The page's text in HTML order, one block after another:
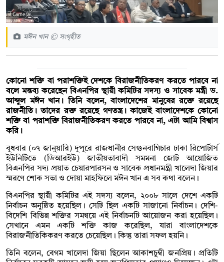
মঈন খান © সংগৃহীত
কোনো শক্তি বা পরাশক্তিই দেশকে বিরাজনীতিকরণ করতে পারবে না
বলে মন্তব্য করেছেন বিএনপির স্থায়ী কমিটির সদস্য ও সাবেক মন্ত্রী ড.
আব্দুল মঈন খান। তিনি বলেন, বাংলাদেশের মানুষের রক্তে রয়েছে
রাজনীতি। তাদের রক্ত রয়েছে গণতন্ত্র। কাজেই বাংলাদেশকে কোনো
শক্তি বা পরাশক্তি বিরাজনীতিকরণ করতে পারবে না, এটা আমি বিশ্বাস
করি।
বুধবার (০৭ জানুয়ারি) দুপুরে রাজধানীর সেগুনবাগিচার ঢাকা রিপোর্টার্স
ইউনিটিতে (ডিআরইউ) জাতীয়তাবাদী সমমনা জোট আয়োজিত
বিএনপির সদ্য প্রয়াত চেয়ারপারসন ও সাবেক প্রধানমন্ত্রী খালেদা জিয়ার
স্মরণে শোক সভা ও দোয়া মাহফিলে মঈন খান এ সব কথা বলেন।
বিএনপির স্থায়ী কমিটির এই সদস্য বলেন, ২০০৮ সালে দেশে একটি
নির্বাচন অনুষ্ঠিত হয়েছিল। সেটি ছিল একটি সাজানো নির্বাচন। দেশি-
বিদেশি বিভিন্ন শক্তির সমন্বয়ে এই নির্বাচনটি আয়োজন করা হয়েছিল।
সেখানে এমন একটি শক্তি কাজ করেছিল, যারা বাংলাদেশকে
বিরাজনীতিকিকরণ করতে চেয়েছিল। কিন্তু তারা সফল হয়নি।
তিনি বলেন, বেগম খালেদা জিয়া ছিলেন আকাশচুম্বী জনপ্রিয়। প্রতিটি